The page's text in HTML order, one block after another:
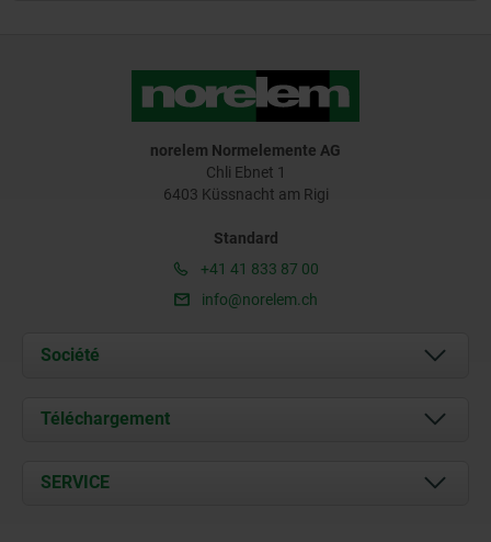
norelem Normelemente AG
Chli Ebnet 1
6403 Küssnacht am Rigi
Standard
+41 41 833 87 00
info@norelem.ch
Société
À propos de nous
Contact
Téléchargement
Documents
SERVICE